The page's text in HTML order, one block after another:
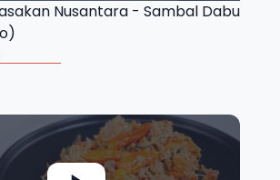
Nusantara - Sambal Dabu